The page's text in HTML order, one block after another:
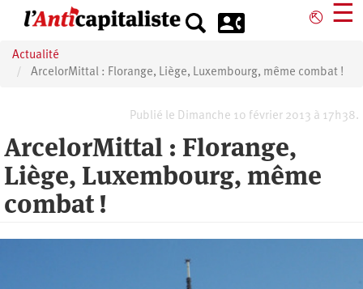
principal
⎋ ☰
Actualité
ArcelorMittal : Florange, Liège, Luxembourg, même combat !
Publié le Dimanche 10 février 2013 à 17h38.
ArcelorMittal : Florange,
Liège, Luxembourg, même
combat !